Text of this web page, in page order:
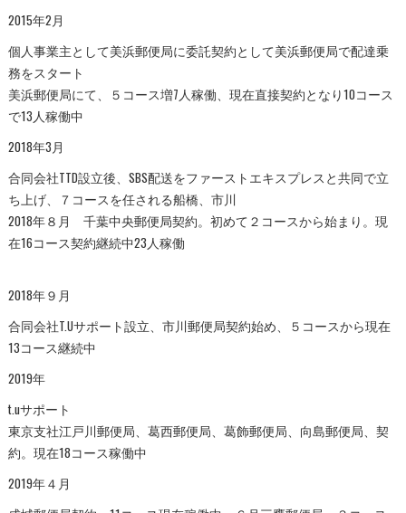
2015年2月
個人事業主として美浜郵便局に委託契約として美浜郵便局で配達乗
務をスタート
美浜郵便局にて、５コース増7人稼働、現在直接契約となり10コース
で13人稼働中
2018年3月
合同会社TTD設立後、SBS配送をファーストエキスプレスと共同で立
ち上げ、７コースを任される船橋、市川
2018年８月 千葉中央郵便局契約。初めて２コースから始まり。現
在16コース契約継続中23人稼働
2018年９月
合同会社T.Uサポート設立、市川郵便局契約始め、５コースから現在
13コース継続中
2019年
t.uサポート
東京支社江戸川郵便局、葛西郵便局、葛飾郵便局、向島郵便局、契
約。現在18コース稼働中
2019年４月